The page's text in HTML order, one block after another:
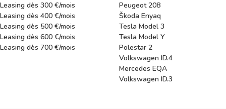
Leasing dès 300 €/mois
Leasing dès 400 €/mois
Leasing dès 500 €/mois
Leasing dès 600 €/mois
Leasing dès 700 €/mois
Peugeot 208
Škoda Enyaq
Tesla Model 3
Tesla Model Y
Polestar 2
Volkswagen ID.4
Mercedes EQA
Volkswagen ID.3